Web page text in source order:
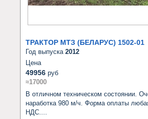
ТРАКТОР МТЗ (БЕЛАРУС) 1502-01
Год выпуска 2012
Цена
49956 руб
≈17000
В отличном техническом состоянии.
наработка 980 м/ч. Форма оплаты
НДС....